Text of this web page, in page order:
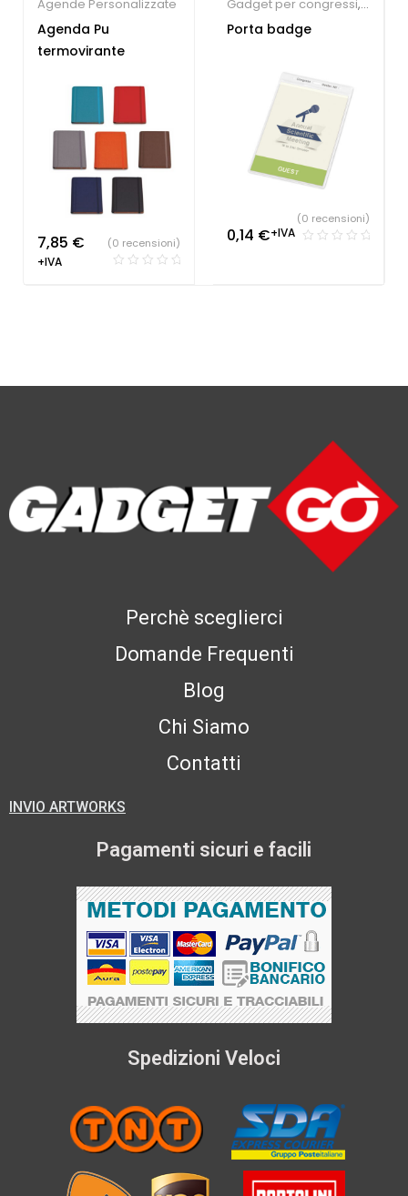
Agende Personalizzate
Agenda Pu
termovirante
7,85 €
+IVA
(0 recensioni)
Gadget per congressi,
Gadget per fiere
Porta badge
0,14 €+IVA
(0 recensioni)
Perchè sceglierci
Domande Frequenti
Blog
Chi Siamo
Contatti
INVIO ARTWORKS
Pagamenti sicuri e facili
Spedizioni Veloci